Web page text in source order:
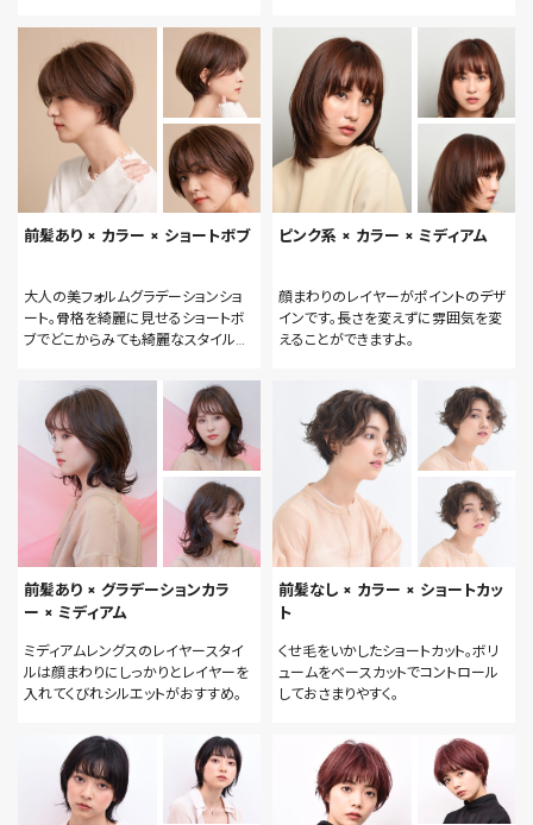
前髪あり × カラー × ショートボブ
大人の美フォルムグラデーションショ
ート。骨格を綺麗に見せるショートボ
ブでどこからみても綺麗なスタイル
ピンク系 × カラー × ミディアム
顔まわりのレイヤーがポイントのデザ
インです。長さを変えずに雰囲気を変
えることができますよ。
前髪あり × グラデーションカラ
ー × ミディアム
ミディアムレングスのレイヤースタイ
ルは顔まわりにしっかりとレイヤーを
入れてくびれシルエットがおすすめ。
前髪なし × カラー × ショートカッ
ト
くせ毛をいかしたショートカット。ボリ
ュームをベースカットでコントロール
しておさまりやすく。